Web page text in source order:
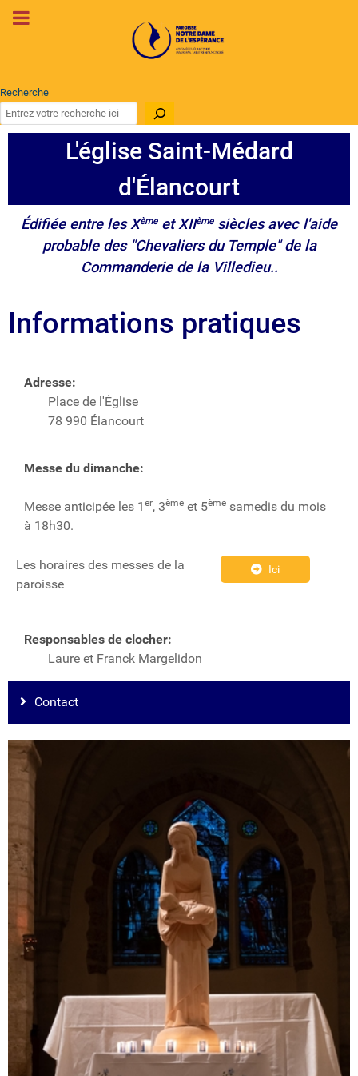
Recherche
L'église Saint-Médard
d'Élancourt
Édifiée entre les Xèmeet XIIèmesiècles avec l'aide
probable des "Chevaliers du Temple" de la
Commanderie de la Villedieu..
Informations pratiques
Adresse:
Place de l'Église
78 990 Élancourt
Messe du dimanche:
Messe anticipée les 1 er, 3ème et 5ème samedis du mois
à 18h30.
Les horaires des messes de la
paroisse
Ici
Responsables de clocher:
Laure et Franck Margelidon
Contact